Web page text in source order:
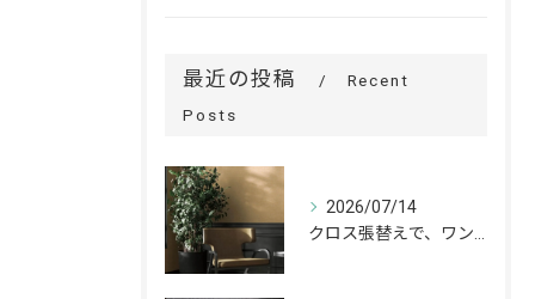
最近の投稿
Recent
Posts
2026/07/14